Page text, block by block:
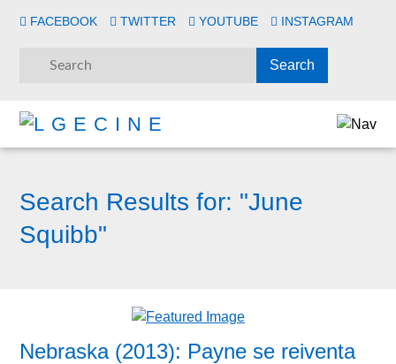
FACEBOOK TWITTER YOUTUBE INSTAGRAM
Search Results for: "June
Squibb"
Nebraska (2013): Payne se reiventa